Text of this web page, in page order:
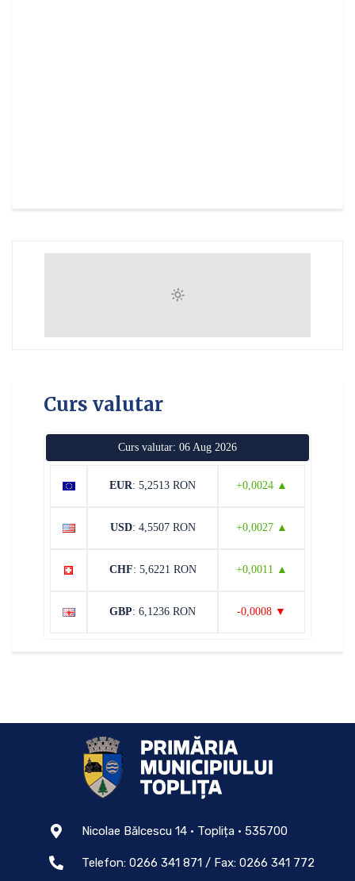
Curs valutar
Curs valutar: 06 Aug 2026
EUR: 5,2513 RON +0,0024 ▲
USD: 4,5507 RON +0,0027 ▲
CHF: 5,6221 RON +0,0011 ▲
GBP: 6,1236 RON -0,0008 ▼
Nicolae Bălcescu 14 • Toplița • 535700
Telefon: 0266 341 871 / Fax: 0266 341 772